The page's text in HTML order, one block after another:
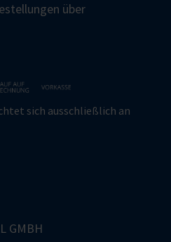
über
sich ausschließlich an
GMBH